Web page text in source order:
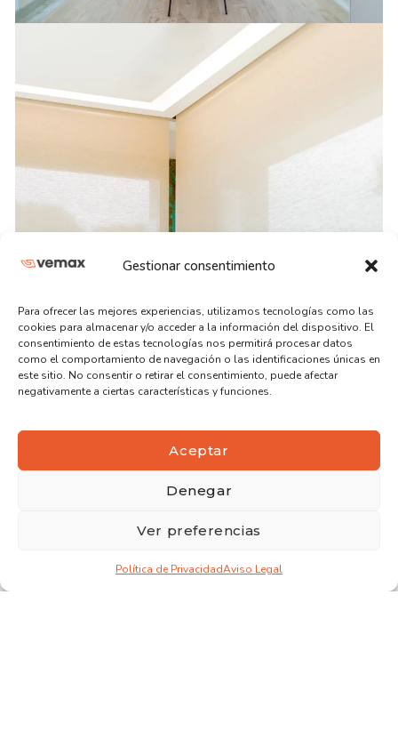
Gestionar consentimiento
Para ofrecer las mejores experiencias, utilizamos tecnologías como las
cookies para almacenar y/o acceder a la información del dispositivo. El
consentimiento de estas tecnologías nos permitirá procesar datos
como el comportamiento de navegación o las identificaciones únicas en
este sitio. No consentir o retirar el consentimiento, puede afectar
negativamente a ciertas características y funciones.
Aceptar
Denegar
Ver preferencias
Política de PrivacidadAviso Legal